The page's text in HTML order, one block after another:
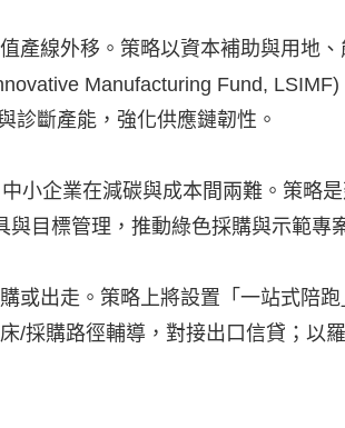
產線外移。策略以資本補助與用地
Manufacturing Fund,
診斷產能，強化供應鏈韌性。
小企業在減碳與成本間兩難。策略
目標管理，推動綠色採購與示範專
或出走。策略上將設置「一站式陪
/採購路徑輔導，對接出口信貸；以